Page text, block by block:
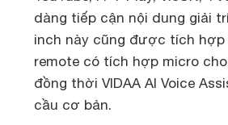
dàng tiếp cận nội dung giải
inch này cũng được tích hợp
remote có tích hợp micro
đồng thời VIDAA AI Voice
cầu cơ bản.